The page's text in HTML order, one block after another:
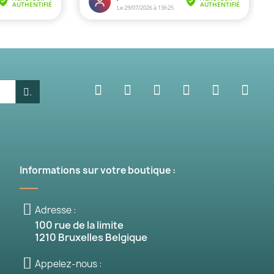
.
Informations sur votre boutique :
Adresse :
100 rue de la limite
1210 Bruxelles Belgique
Appelez-nous :